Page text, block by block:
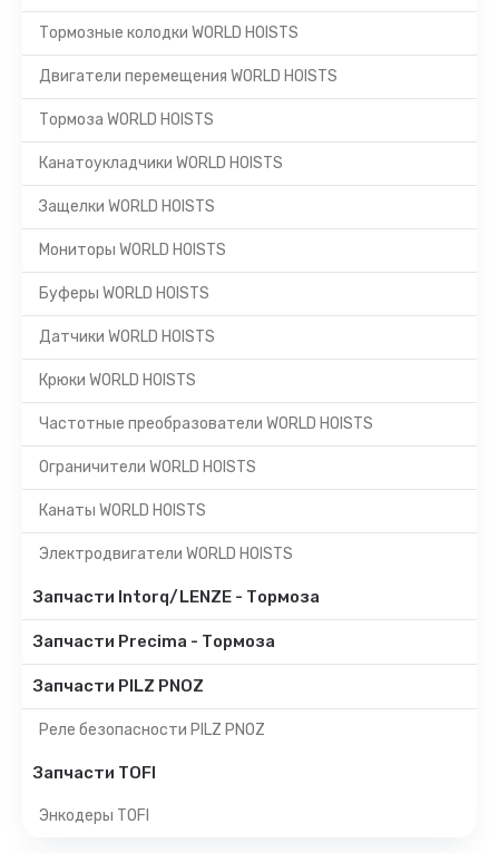
Тормозные колодки WORLD HOISTS
Двигатели перемещения WORLD HOISTS
Тормоза WORLD HOISTS
Канатоукладчики WORLD HOISTS
Защелки WORLD HOISTS
Мониторы WORLD HOISTS
Буферы WORLD HOISTS
Датчики WORLD HOISTS
Крюки WORLD HOISTS
Частотные преобразователи WORLD HOISTS
Ограничители WORLD HOISTS
Канаты WORLD HOISTS
Электродвигатели WORLD HOISTS
Запчасти Intorq/LENZE - Тормоза
Запчасти Precima - Тормоза
Запчасти PILZ PNOZ
Реле безопасности PILZ PNOZ
Запчасти TOFI
Энкодеры TOFI